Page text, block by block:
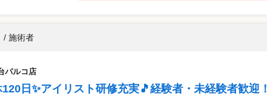
/ 施術者
パルコ店
日✨アイリスト研修充実🎵経験者・未経験者歓迎！